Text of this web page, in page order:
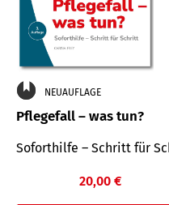
NEUAUFLAGE
Pflegefall – was tun?
Soforthilfe – Schritt für
20,00 €